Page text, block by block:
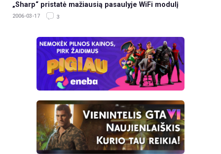
„Sharp“ pristatė mažiausią pasaulyje WiFi modulį
2006-03-17 3